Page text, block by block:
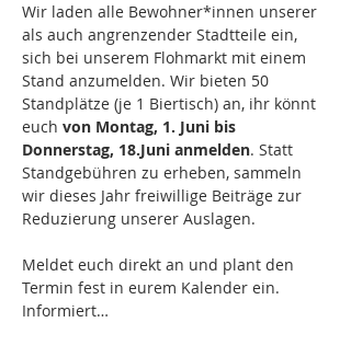
Wir laden alle Bewohner*innen unserer
als auch angrenzender Stadtteile ein,
sich bei unserem Flohmarkt mit einem
Stand anzumelden. Wir bieten 50
Standplätze (je 1 Biertisch) an, ihr könnt
euch von Montag, 1. Juni bis
Donnerstag, 18.Juni anmelden. Statt
Standgebühren zu erheben, sammeln
wir dieses Jahr freiwillige Beiträge zur
Reduzierung unserer Auslagen.
Meldet euch direkt an und plant den
Termin fest in eurem Kalender ein.
Informiert…